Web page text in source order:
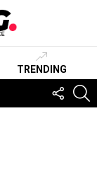
TRENDING
US